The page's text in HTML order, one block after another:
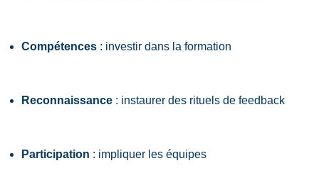
Compétences : investir dans la formation
Reconnaissance : instaurer des rituels de feedback
Participation : impliquer les équipes